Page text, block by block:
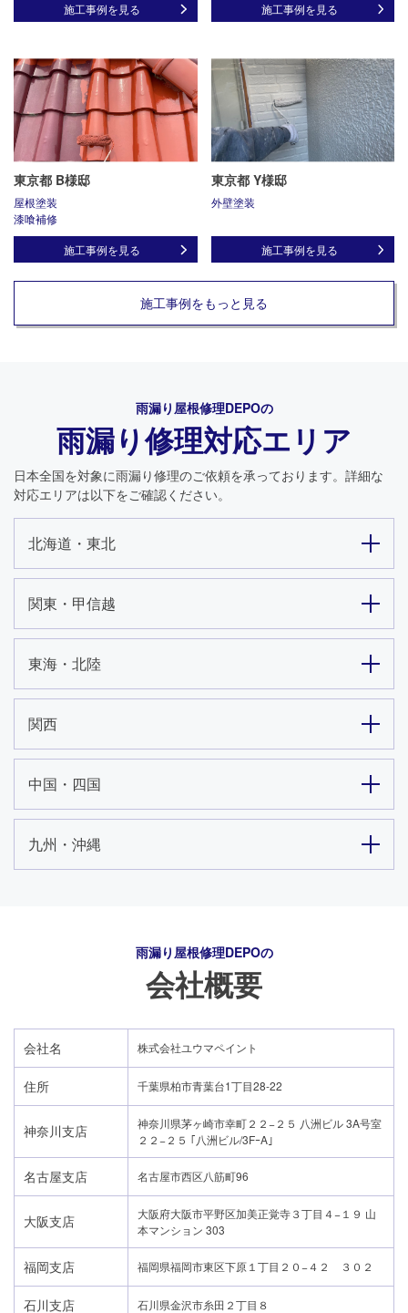
24時間365日対応
050-1883-0629
施工事例を見る
施工事例を見る
東京都 B様邸
屋根塗装
漆喰補修
施工事例を見る
東京都 Y様邸
外壁塗装
施工事例を見る
施工事例をもっと見る
雨漏り屋根修理DEPOの
雨漏り修理対応エリア
日本全国を対象に雨漏り修理のご依頼を承っております。詳細な
対応エリアは以下をご確認ください。
北海道・東北
関東・甲信越
東海・北陸
関西
中国・四国
九州・沖縄
雨漏り屋根修理DEPOの
会社概要
会社名 株式会社ユウマペイント
住所 千葉県柏市青葉台1丁目28-22
神奈川支店
神奈川県茅ヶ崎市幸町２２−２５ 八洲ビル 3A号室
２２−２５ ｢八洲ビル/3FｰA｣
名古屋支店 名古屋市西区八筋町96
大阪支店
大阪府大阪市平野区加美正覚寺３丁目４−１９ 山
本マンション 303
福岡支店 福岡県福岡市東区下原１丁目２０−４２ ３０２
石川支店 石川県金沢市糸田２丁目８